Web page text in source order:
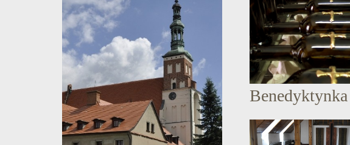
Benedyktynka